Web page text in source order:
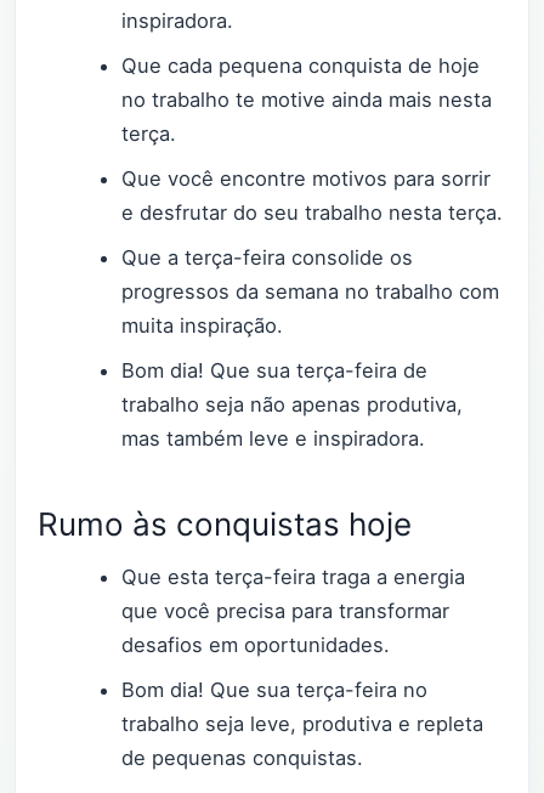
inspiradora.
Que cada pequena conquista de hoje
no trabalho te motive ainda mais nesta
terça.
Que você encontre motivos para sorrir
e desfrutar do seu trabalho nesta terça.
Que a terça-feira consolide os
progressos da semana no trabalho com
muita inspiração.
Bom dia! Que sua terça-feira de
trabalho seja não apenas produtiva,
mas também leve e inspiradora.
Rumo às conquistas hoje
Que esta terça-feira traga a energia
que você precisa para transformar
desafios em oportunidades.
Bom dia! Que sua terça-feira no
trabalho seja leve, produtiva e repleta
de pequenas conquistas.